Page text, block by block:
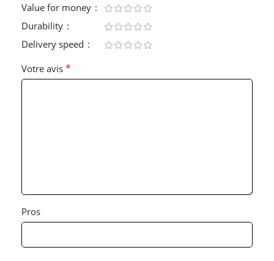
Value for money
Durability
Delivery speed
Votre avis *
Pros